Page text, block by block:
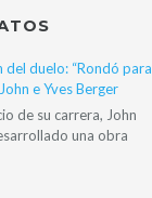
del duelo: “Rondó para
e Yves Berger
de su carrera, John
una obra